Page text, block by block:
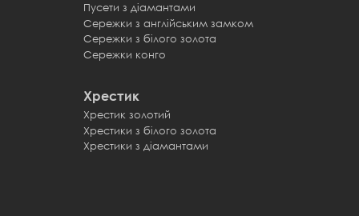
Пусети з діамантами
Сережки з англійським замком
Сережки з білого золота
Сережки конго
Хрестик
Хрестик золотий
Хрестики з білого золота
Хрестики з діамантами